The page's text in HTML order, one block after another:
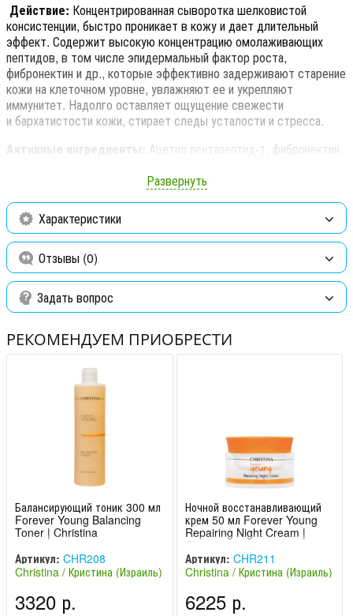
Действие: Концентрированная сыворотка шелковистой
консистенции, быстро проникает в кожу и дает длительный
эффект. Содержит высокую концентрацию омолаживающих
пептидов, в том числе эпидермальный фактор роста,
фибронектин и др., которые эффективно задерживают старение
кожи на клеточном уровне, увлажняют ее и укрепляют
иммунитет. Надолго оставляет ощущение свежести
и бархатистости кожи, стирает следы усталости и стресса.
Активные ингредиенты: Ацетил пентапептид-1, фибронектин,
На чистую кожу лица и шеи нанесите 2-3 капли
и вмассируйте легкими движениями. Можно наносить под крем.
Развернуть
Характеристики
Отзывы (0)
Задать вопрос
РЕКОМЕНДУЕМ ПРИОБРЕСТИ
Балансирующий тоник 300 мл
Forever Young Balancing
Toner | Christina
Артикул: CHR208
Christina / Кристина (Израиль)
3320 р.
Ночной восстанавливающий
крем 50 мл Forever Young
Repairing Night Cream |
Christina
Артикул: CHR211
Christina / Кристина (Израиль)
6225 р.